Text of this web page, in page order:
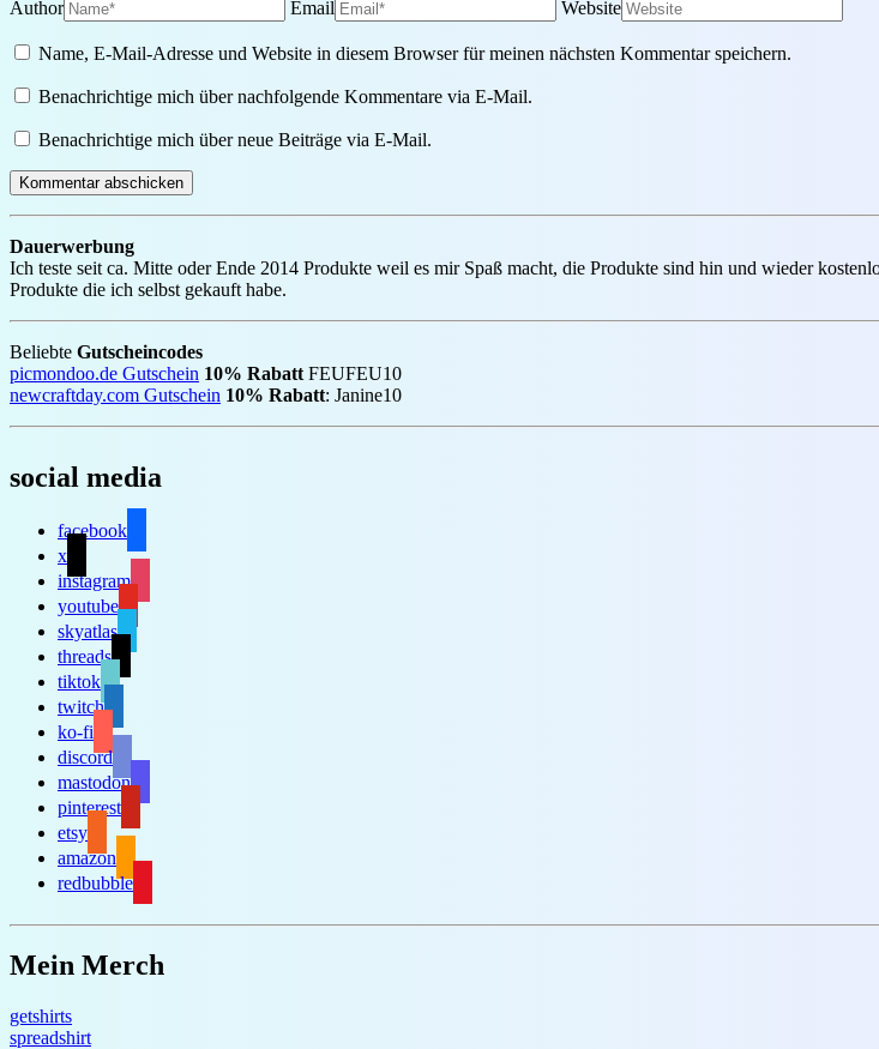
Author Email Website
Name, E-Mail-Adresse und Website in diesem Browser für meinen nächsten Kommentar speichern.
Benachrichtige mich über nachfolgende Kommentare via E-Mail.
Benachrichtige mich über neue Beiträge via E-Mail.
Dauerwerbung
Ich teste seit ca. Mitte oder Ende 2014 Produkte weil es mir Spaß macht, die Produkte sind hin und wieder
Produkte die ich selbst gekauft habe.
Beliebte Gutscheincodes
picmondoo.de Gutschein 10% Rabatt FEUFEU10
newcraftday.com Gutschein 10% Rabatt: Janine10
social media
facebook
x
instagram
youtube
skyatlas
threads
tiktok
twitch
ko-fi
discord
mastodon
pinterest
etsy
amazon
redbubble
Mein Merch
getshirts
spreadshirt